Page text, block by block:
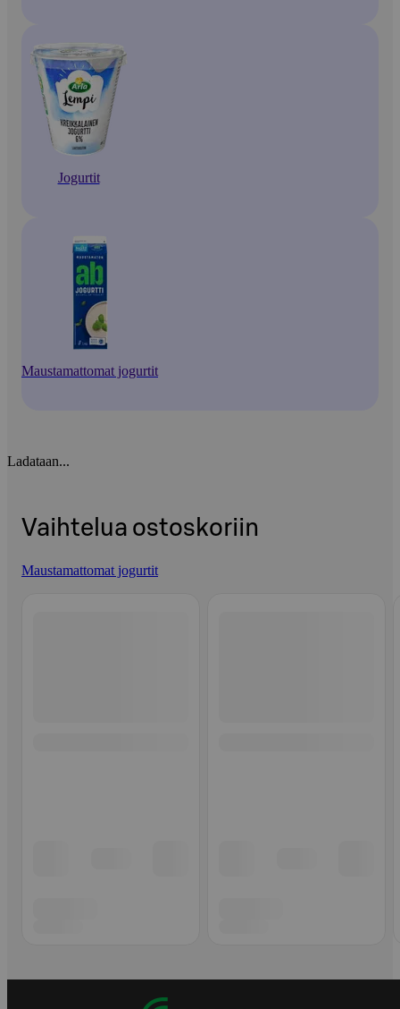
Jogurtit
Maustamattomat jogurtit
Ladataan...
Vaihtelua ostoskoriin
Maustamattomat jogurtit